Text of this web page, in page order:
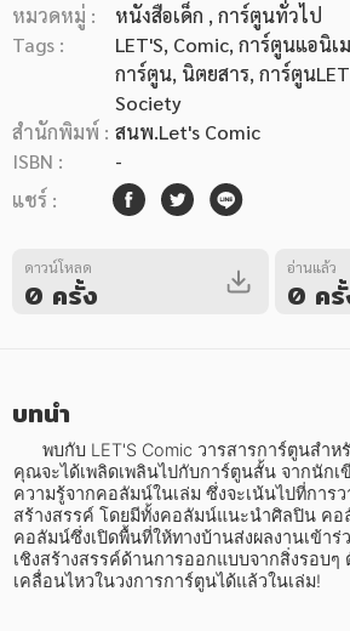
หมวดหมู่หนังสือ
หมวดหมู่ยอดนิยม
หนังสือออกใหม่ หนังสือยอดนิยม
หนังสือเสียง
โปรโมชั่นลดราคา
อาหาร สุขภาพ การแพทย์
ศิลปะ บันเทิง กีฬา ท่องเที่ยว
สังคม วัฒนธรรม การปกครอง ศาสนาแ
ศาสนา และปรัชญา
กฎหมาย สัญญา ภาษี
หมวดหมู่ :
หนังสือเด็ก , การ์ตูนทั่วไป
Tags :
LET'S, Comic, การ์ตูนแอนิเ
การ์ตูน, นิตยสาร, การ์ตูน
Society
สำนักพิมพ์ : สนพ.Let's Comic
ISBN :
-
แชร์ :
ดาวน์โหลด
0 ครั้ง
อ่านแล้ว
0 ค
บทนำ
คุณจะได้เพลิดเพลินไปกับการ์ตูนสั้น จากนักเ
ความรู้จากคอลัมน์ในเล่ม ซึ่งจะเน้นไปที่การ
สร้างสรรค์ โดยมีทั้งคอลัมน์แนะนำศิลปิน ค
คอลัมน์ซึ่งเปิดพื้นที่ให้ทางบ้านส่งผลงานเข้า
เชิงสร้างสรรค์ด้านการออกแบบจากสิ่งรอบๆ
เคลื่อนไหวในวงการการ์ตูนได้แล้วในเล่ม!